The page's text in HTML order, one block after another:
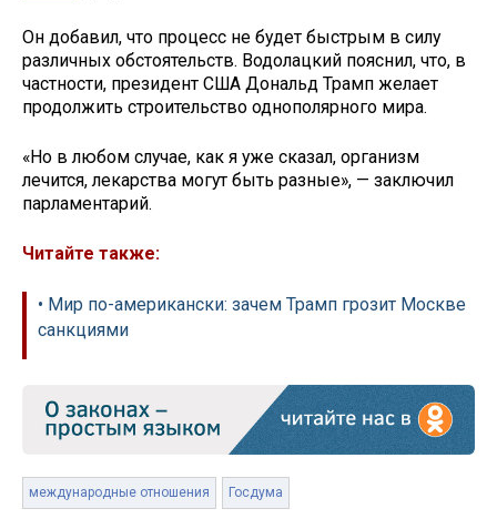
Он добавил, что процесс не будет быстрым в силу
различных обстоятельств. Водолацкий пояснил, что, в
частности, президент США Дональд Трамп желает
продолжить строительство однополярного мира.
«Но в любом случае, как я уже сказал, организм
лечится, лекарства могут быть разные», — заключил
парламентарий.
Читайте также:
• Мир по-американски: зачем Трамп грозит Москве
санкциями
международные отношения Госдума